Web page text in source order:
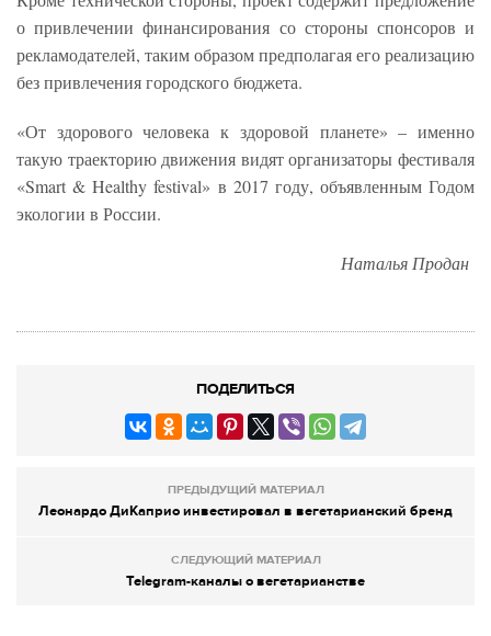
о привлечении финансирования со стороны спонсоров и
рекламодателей, таким образом предполагая его реализацию
без привлечения городского бюджета.
«От здорового человека к здоровой планете» – именно
такую траекторию движения видят организаторы фестиваля
«Smart & Healthy festival» в 2017 году, объявленным Годом
экологии в России.
Наталья Продан
ПОДЕЛИТЬСЯ
ПРЕДЫДУЩИЙ МАТЕРИАЛ
Леонардо ДиКаприо инвестировал в вегетарианский бренд
СЛЕДУЮЩИЙ МАТЕРИАЛ
Telegram-каналы о вегетарианстве